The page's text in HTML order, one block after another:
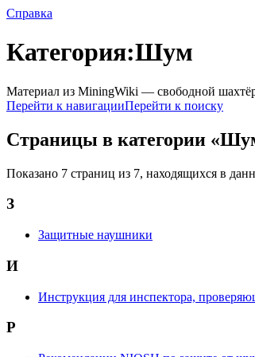
Справка
Категория:Шум
Материал из MiningWiki — свободной
Перейти к навигацииПерейти к поиску
Страницы в категории
Показано 7 страниц из 7, находящихся в
З
Защитные наушники
И
Инструкция для инспектора,
Р